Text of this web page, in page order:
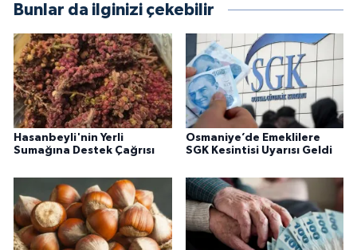
Bunlar da ilginizi çekebilir
Hasanbeyli'nin Yerli
Sumağına Destek Çağrısı
Osmaniye’de Emeklilere
SGK Kesintisi Uyarısı Geldi